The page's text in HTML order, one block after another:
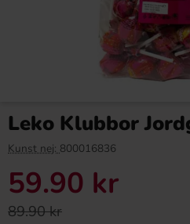
Leko Klubbor
Kunst nej: 800016836
59.90 kr
89.90 kr